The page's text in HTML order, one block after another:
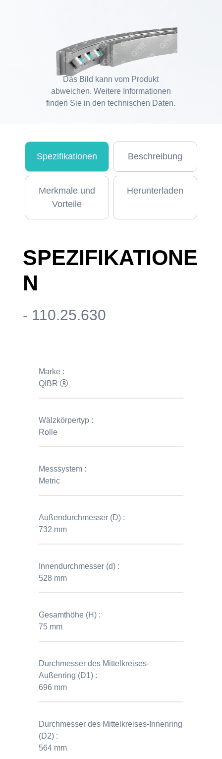
Das Bild kann vom Produkt
abweichen. Weitere Informationen
finden Sie in den technischen Daten.
Spezifikationen Beschreibung
Merkmale und
Vorteile
Herunterladen
SPEZIFIKATIONE
N
- 110.25.630
Marke :
QIBR
Wälzkörpertyp :
Rolle
Messsystem :
Metric
Außendurchmesser (D) :
732 mm
Innendurchmesser (d) :
528 mm
Gesamthöhe (H) :
75 mm
Durchmesser des Mittelkreises-
Außenring (D1) :
696 mm
Durchmesser des Mittelkreises-Innenring
(D2) :
564 mm